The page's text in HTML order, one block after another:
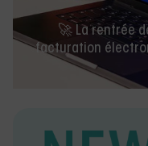
🚀 La rentrée
facturation